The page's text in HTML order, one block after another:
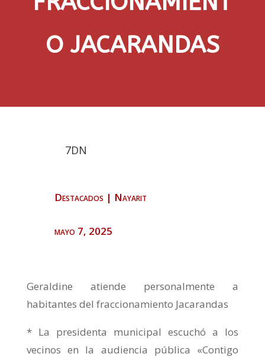
O JACARANDAS
7DN
Destacados | Nayarit
mayo 7, 2025
Geraldine atiende personalmente a
habitantes del fraccionamiento Jacarandas
* La presidenta municipal escuchó a los
vecinos en la audiencia pública «Contigo